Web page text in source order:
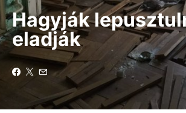
Hagyják
eladják